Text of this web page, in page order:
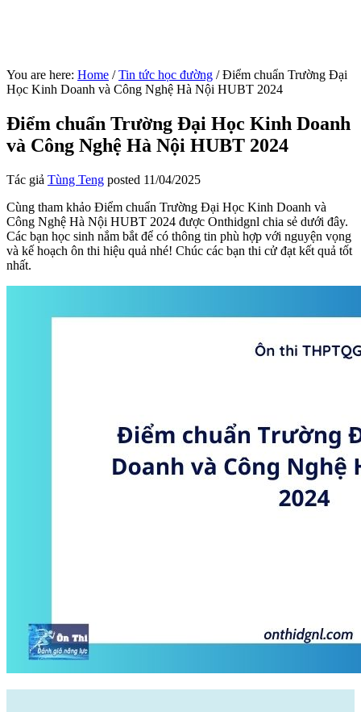
You are here: Home / Tin tức học đường /Điểm chuẩn Trường Đại
Học Kinh Doanh và Công Nghệ Hà Nội HUBT 2024
Điểm chuẩn Trường Đại Học Kinh Doanh
và Công Nghệ Hà Nội HUBT 2024
Tác giả Tùng Teng posted 11/04/2025
Cùng tham khảo Điểm chuẩn Trường Đại Học Kinh Doanh và
Công Nghệ Hà Nội HUBT 2024 được Onthidgnl chia sẻ dưới đây.
Các bạn học sinh nắm bắt để có thông tin phù hợp với nguyện vọng
và kế hoạch ôn thi hiệu quả nhé! Chúc các bạn thi cử đạt kết quả tốt
nhất.